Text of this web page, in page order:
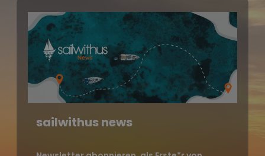
sailwithus news